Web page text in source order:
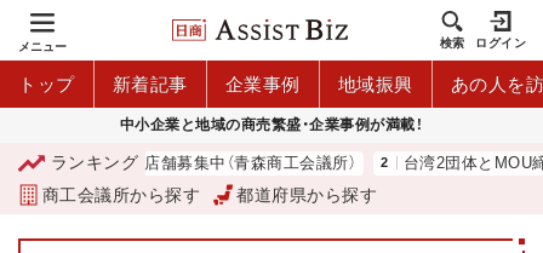
メニュー 検索 ログイン
トップ 新着記事 企業事例 地域振興 あの人を
中小企業と地域の商売繁盛・企業事例が満載！
ランキング
アム商品券」利用店舗募集中（青森商工会議所） 台湾2団体とMOU
商工会議所から探す 都道府県から探す